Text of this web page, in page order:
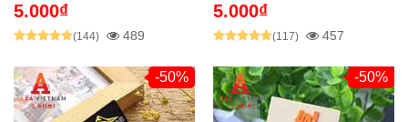
5.000₫
(144) 489
5.000₫
(117) 457
-50% -50%